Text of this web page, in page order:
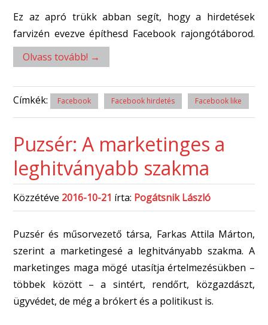
Ez az apró trükk abban segít, hogy a hirdetések
farvizén evezve építhesd Facebook rajongótáborod.
Olvass tovább! →
Címkék: Facebook Facebook hirdetés Facebook like
Puzsér: A marketinges a
leghitványabb szakma
Közzétéve 2016-10-21 írta: Pogátsnik László
Puzsér és műsorvezető társa, Farkas Attila Márton,
szerint a marketingesé a leghitványabb szakma. A
marketinges maga mögé utasítja értelmezésükben –
többek között – a sintért, rendőrt, közgazdászt,
ügyvédet, de még a brókert és a politikust is.